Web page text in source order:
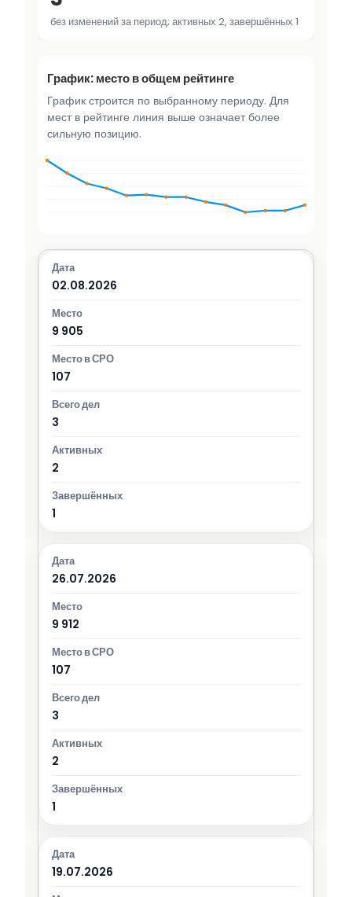
без изменений за период; активных 2, завершённых 1
График: место в общем рейтинге
График строится по выбранному периоду. Для
мест в рейтинге линия выше означает более
сильную позицию.
02.08.2026
9 905
107
3
2
1
26.07.2026
9 912
107
3
2
1
19.07.2026